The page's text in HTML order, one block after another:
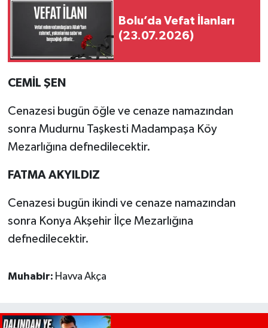
Bolu’da Vefat İlanları
(23.07.2026)
CEMİL ŞEN
Cenazesi bugün öğle ve cenaze namazından
sonra Mudurnu Taşkesti Madampaşa Köy
Mezarlığına defnedilecektir.
FATMA AKYILDIZ
Cenazesi bugün ikindi ve cenaze namazından
sonra Konya Akşehir İlçe Mezarlığına
defnedilecektir.
Muhabir: Havva Akça